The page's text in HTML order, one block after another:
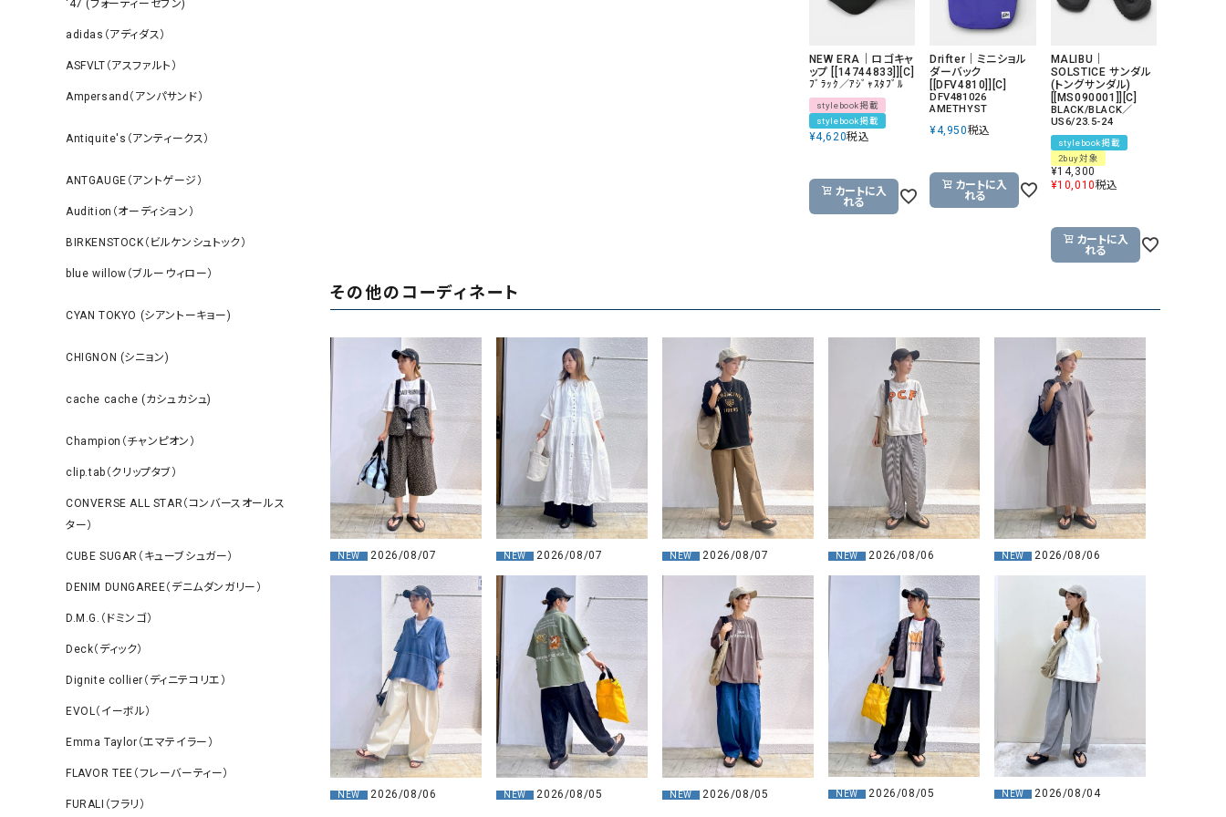
‘47 (フォーティーセブン)
adidas（アディダス）
ASFVLT（アスファルト）
Ampersand（アンパサンド）
Antiquite's（アンティークス）
ANTGAUGE（アントゲージ）
Audition（オーディション）
BIRKENSTOCK（ビルケンシュトック）
blue willow（ブルーウィロー）
CYAN TOKYO (シアントーキョー)
CHIGNON (シニョン)
cache cache (カシュカシュ)
Champion（チャンピオン）
clip.tab（クリップタブ）
CONVERSE ALL STAR（コンバースオールス
ター）
CUBE SUGAR（キューブシュガー）
DENIM DUNGAREE（デニムダンガリー）
D.M.G.（ドミンゴ）
Deck（ディック）
Dignite collier（ディニテコリエ）
EVOL（イーボル）
Emma Taylor（エマテイラー）
FLAVOR TEE（フレーバーティー）
FURALI（フラリ）
NEW ERA｜ロゴキャ
ップ [[14744833]][C]
ﾌﾞﾗｯｸ／ｱｼﾞｬｽﾀﾌﾞﾙ
stylebook掲載
stylebook掲載
¥4,620税込
カートに入
れる
Drifter｜ミニショル
ダーバック
[[DFV4810]][C]
DFV481026
AMETHYST
¥4,950税込
カートに入
れる
MALIBU｜
SOLSTICE サンダル
(トングサンダル)
[[MS090001]][C]
BLACK/BLACK／
US6/23.5-24
stylebook掲載
2buy対象
¥14,300
¥10,010税込
カートに入
れる
その他のコーディネート
NEW 2026/08/07 NEW 2026/08/07 NEW 2026/08/07 NEW 2026/08/06 NEW 2026/08/06
NEW 2026/08/06 NEW 2026/08/05 NEW 2026/08/05 NEW 2026/08/05 NEW 2026/08/04